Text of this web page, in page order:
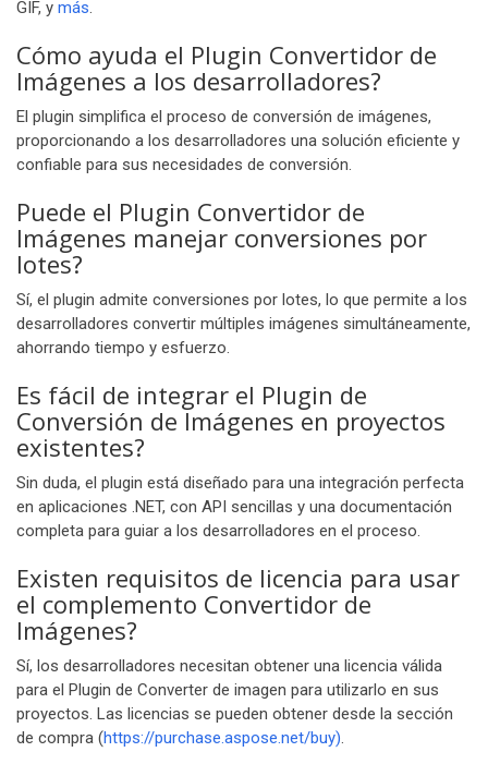
GIF, y más.
Cómo ayuda el Plugin Convertidor de
Imágenes a los desarrolladores?
El plugin simplifica el proceso de conversión de imágenes,
proporcionando a los desarrolladores una solución eficiente y
confiable para sus necesidades de conversión.
Puede el Plugin Convertidor de
Imágenes manejar conversiones por
lotes?
Sí, el plugin admite conversiones por lotes, lo que permite a los
desarrolladores convertir múltiples imágenes simultáneamente,
ahorrando tiempo y esfuerzo.
Es fácil de integrar el Plugin de
Conversión de Imágenes en proyectos
existentes?
Sin duda, el plugin está diseñado para una integración perfecta
en aplicaciones .NET, con API sencillas y una documentación
completa para guiar a los desarrolladores en el proceso.
Existen requisitos de licencia para usar
el complemento Convertidor de
Imágenes?
Sí, los desarrolladores necesitan obtener una licencia válida
para el Plugin de Converter de imagen para utilizarlo en sus
proyectos. Las licencias se pueden obtener desde la sección
de compra (https://purchase.aspose.net/buy).